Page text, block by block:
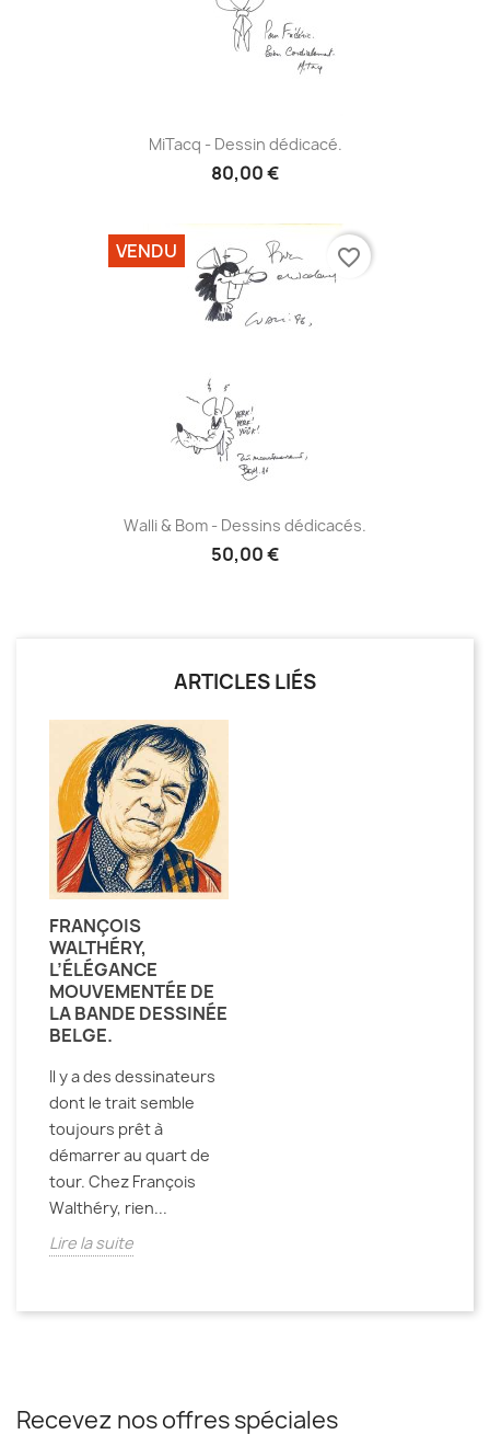
MiTacq - Dessin dédicacé.
80,00 €
Walli & Bom - Dessins dédicacés.
50,00 €
VENDU favorite_border
ARTICLES LIÉS
FRANÇOIS
WALTHÉRY,
L’ÉLÉGANCE
MOUVEMENTÉE DE
LA BANDE DESSINÉE
BELGE.
Il y a des dessinateurs
dont le trait semble
toujours prêt à
démarrer au quart de
tour. Chez François
Walthéry, rien...
Lire la suite
Recevez nos offres spéciales